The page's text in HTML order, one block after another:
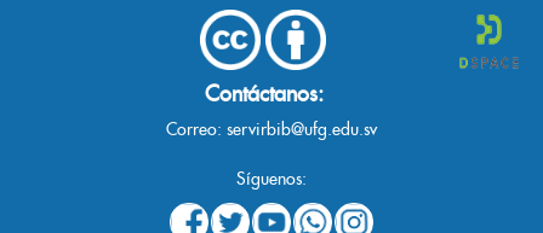
Contáctanos:
Correo: servirbib@ufg.edu.sv
Síguenos: